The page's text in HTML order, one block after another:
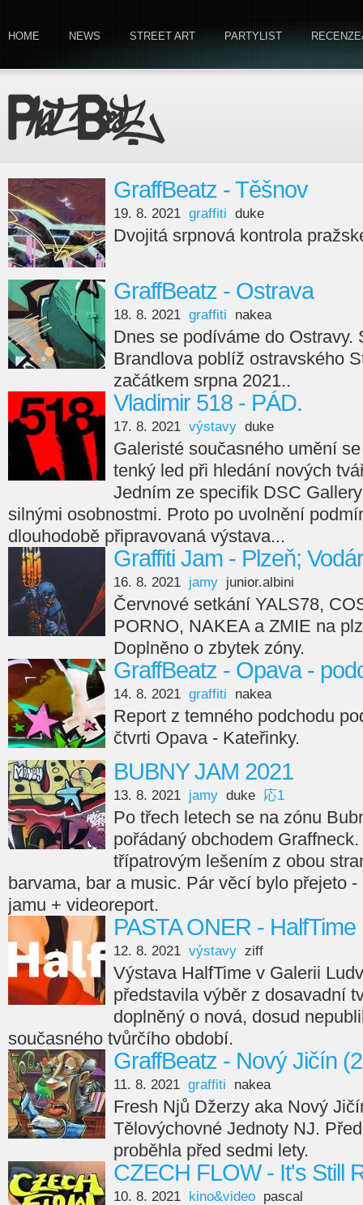
HOME NEWS STREET ART PARTYLIST
GraffBeatz - Těšnov
19. 8. 2021 graffiti duke
Dvojitá srpnová kontrola
GraffBeatz - Ostrava
18. 8. 2021 graffiti nakea
Dnes se podíváme do Ostravy.
Brandlova poblíž ostravského
začátkem srpna 2021..
Vladimir 518 - PÁD.
17. 8. 2021 výstavy duke
Galeristé současného umění
tenký led při hledání nových
Jedním ze specifik DSC
silnými osobnostmi. Proto po uvolnění
dlouhodobě připravovaná výstava...
Graffiti Jam - Plzeň;
16. 8. 2021 jamy junior.albini
Červnové setkání YALS78,
PORNO, NAKEA a ZMIE na
Doplněno o zbytek zóny.
GraffBeatz - Opava -
14. 8. 2021 graffiti nakea
Report z temného podchodu
čtvrti Opava - Kateřinky.
BUBNY JAM 2021
13. 8. 2021 jamy duke 応1
Po třech letech se na zónu
pořádaný obchodem
třípatrovým lešením z obou
barvama, bar a music. Pár věcí bylo přejeto
jamu + videoreport.
PASTA ONER - HalfTime
12. 8. 2021 výstavy ziff
Výstava HalfTime v Galerii
představila výběr z dosavadní
doplněný o nová, dosud
současného tvůrčího období.
GraffBeatz - Nový Jičín
11. 8. 2021 graffiti nakea
Fresh Njů Džerzy aka Nový
Tělovýchovné Jednoty NJ.
proběhla před sedmi lety.
CZECH FLOW - It's Still
10. 8. 2021 kino&video pascal